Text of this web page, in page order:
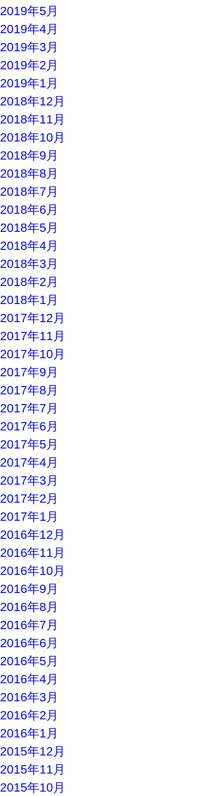
2019年5月
2019年4月
2019年3月
2019年2月
2019年1月
2018年12月
2018年11月
2018年10月
2018年9月
2018年8月
2018年7月
2018年6月
2018年5月
2018年4月
2018年3月
2018年2月
2018年1月
2017年12月
2017年11月
2017年10月
2017年9月
2017年8月
2017年7月
2017年6月
2017年5月
2017年4月
2017年3月
2017年2月
2017年1月
2016年12月
2016年11月
2016年10月
2016年9月
2016年8月
2016年7月
2016年6月
2016年5月
2016年4月
2016年3月
2016年2月
2016年1月
2015年12月
2015年11月
2015年10月